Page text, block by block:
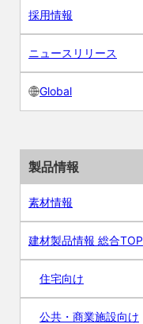
採用情報
ニュースリリース
Global
製品情報
素材情報
建材製品情報 総合TOP
住宅向け
公共・商業施設向け